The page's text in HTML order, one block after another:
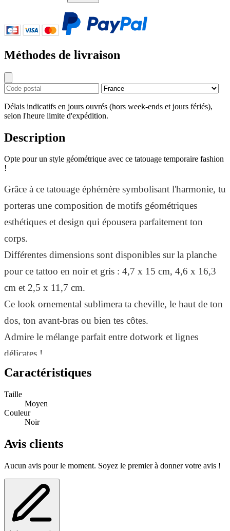
Méthodes de livraison
Délais indicatifs en jours ouvrés (hors week-ends et jours fériés),
selon l'heure limite d'expédition.
Description
Opte pour un style géométrique avec ce tatouage temporaire fashion
!
Grâce à ce tatouage éphémère symbolisant l'harmonie, tu
porteras une composition de motifs géométriques
esthétiques et design qui épousera parfaitement ton
corps.
Différentes dimensions sont disponibles sur la planche
pour ce tattoo en noir et gris : 4,7 x 15 cm, 4,6 x 16,3
cm et 2,5 x 11,7 cm.
Ce look ornemental sublimera ta cheville, le haut de ton
dos, ton avant-bras ou bien tes côtes.
Admire le mélange parfait entre dotwork et lignes
délicates !
Plus de choix dans notre rubrique tatouages éphémères
ornementaux / tatouages éphémères géométriques.
Caractéristiques
Taille
Moyen
Couleur
Noir
Avis clients
Aucun avis pour le moment. Soyez le premier à donner votre avis !